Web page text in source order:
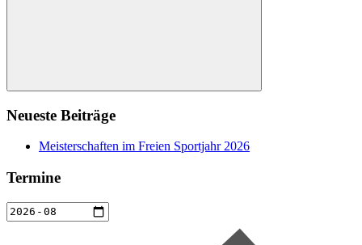
Suchen
Neueste Beiträge
Meisterschaften im Freien Sportjahr 2026
Termine